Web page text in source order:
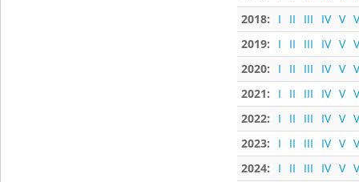
2018:
I II III IV V
2019:
I II III IV V
2020:
I II III IV V
2021:
I II III IV V
2022:
I II III IV V
2023:
I II III IV V
2024:
I II III IV V